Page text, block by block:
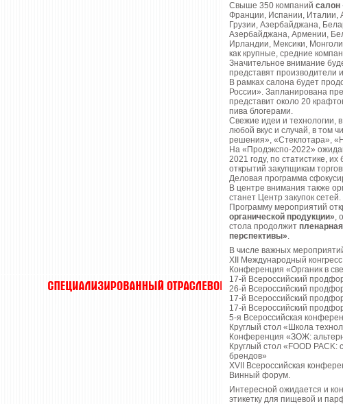
Свыше 350 компаний салон
Франции, Испании, Италии,
Грузии, Азербайджана,
Азербайджана, Армении,
Ирландии, Мексики,
как крупные, средние
Значительное внимание
представят производители
В рамках салона будет
России». Запланирована
представит около 20
пива блогерами.
Свежие идеи и технологии,
любой вкус и случай, в том
решения», «Стеклотара»,
На «Продэкспо-2022»
2021 году, по статистике,
открытий закупщикам
Деловая программа
В центре внимания также
станет Центр закупок сетей.
Программу мероприятий
органической продукции»,
стола продолжит
перспективы».
В числе важных
ХII Международный
Конференция «Органик в
17-й Всероссийский
26-й Всероссийский
17-й Всероссийский
17-й Всероссийский
5-я Всероссийская
Круглый стол «Школа
Конференция «ЗОЖ:
Круглый стол «FOOD PACK:
брендов»
XVII Всероссийская
Винный форум.
Интересной ожидается и
этикетку для пищевой и